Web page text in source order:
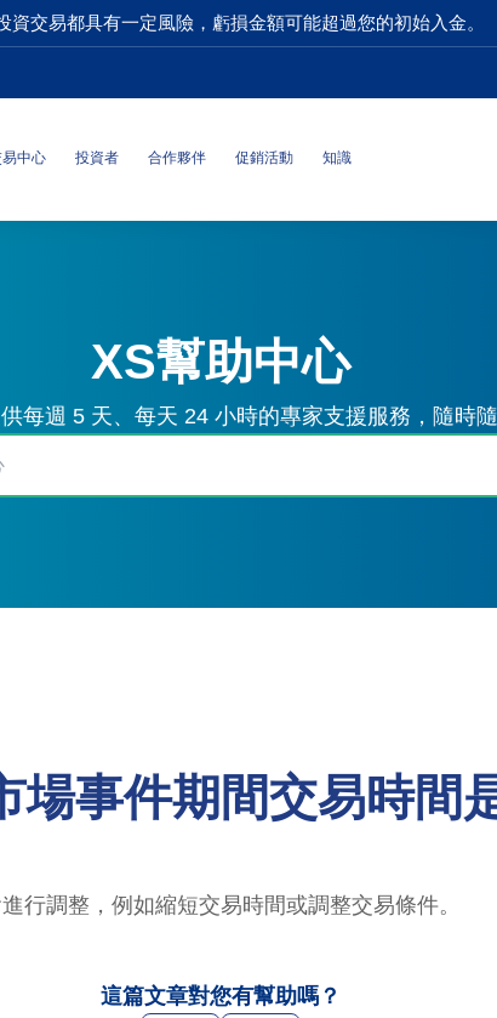
資交易都具有一定風險，虧損金額可能超過您的初始入金。
中心 投資者 合作夥伴 促銷活動 知識
XS幫助中心
每週 5 天、每天 24 小時的專家支援服務，隨時隨
場事件期間交易時間
行調整，例如縮短交易時間或調整交易條件。
這篇文章對您有幫助嗎？